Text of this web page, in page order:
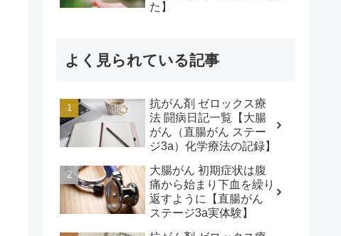
た】
よく見られている記事
抗がん剤 ゼロックス療
法 闘病日記一覧【大腸
がん（直腸がん ステー
ジ3a）化学療法の記録】
大腸がん 初期症状は腹
痛から始まり下血を繰り
返すように【直腸がん
ステージ3a実体験】